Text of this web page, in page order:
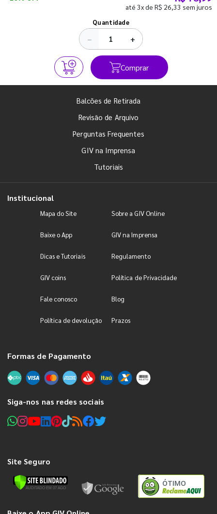
até 3x de R$ 26,33 sem juros
Quantidade
− +
Comprar
Balcões de Retirada
Revisão de Arquivo
Perguntas Frequentes
GIV na Imprensa
Tutoriais
Institucional
Mapa do Site Sobre a GIV Online
Baixe o App GIV na Imprensa
Dicas e Tutoriais Regulamento
GIV coins Política de Privacidade
Fale conosco Blog
Política de devolução Prazos
Formas de Pagamento
Siga-nos nas redes sociais
Site Seguro
ÓTIMO